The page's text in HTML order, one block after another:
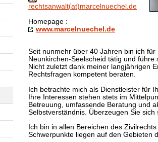
rechtsanwalt(at)marcelnuechel.de
Homepage :
www.marcelnuechel.de
Seit nunmehr über 40 Jahren bin ich für
Neunkirchen-Seelscheid tätig und
Nicht zuletzt dank meiner langjährigen
Rechtsfragen kompetent beraten.
Ich betrachte mich als Dienstleister für
Ihre Interessen stehen stets im
Betreuung, umfassende Beratung und
Selbstverständnis. Überzeugen Sie sich
Ich bin in allen Bereichen des
Schwerpunkte liegen auf den Gebieten